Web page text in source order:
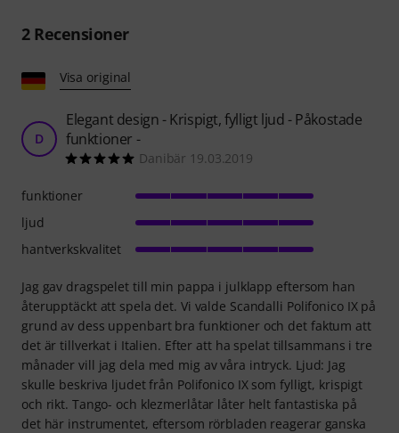
2Recensioner
Visa original
D
Elegant design - Krispigt, fylligt ljud - Påkostade
funktioner -
Danibär 19.03.2019
Jag gav dragspelet till min pappa i julklapp eftersom han
återupptäckt att spela det. Vi valde Scandalli Polifonico IX på
grund av dess uppenbart bra funktioner och det faktum att
det är tillverkat i Italien. Efter att ha spelat tillsammans i tre
månader vill jag dela med mig av våra intryck. Ljud: Jag
skulle beskriva ljudet från Polifonico IX som fylligt, krispigt
och rikt. Tango- och klezmerlåtar låter helt fantastiska på
det här instrumentet, eftersom rörbladen reagerar ganska
funktioner
ljud
hantverkskvalitet